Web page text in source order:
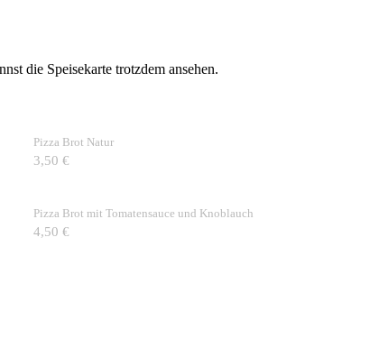
die Speisekarte trotzdem ansehen.
Pizza Brot Natur
3,50 €
Pizza Brot mit Tomatensauce und Knoblauch
4,50 €